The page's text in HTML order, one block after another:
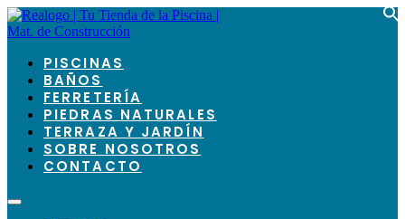
PISCINAS
BAÑOS
FERRETERÍA
PIEDRAS NATURALES
TERRAZA Y JARDÍN
SOBRE NOSOTROS
CONTACTO
+34 951662900 realogo@realogo.es
¡¡ Contacta con Nosotros !!